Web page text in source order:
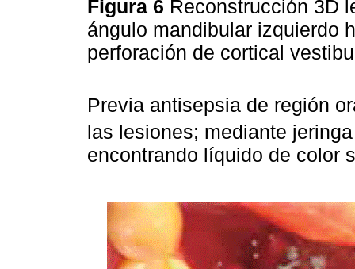
Figura 6 Reconstrucción 3D
ángulo mandibular izquierdo
perforación de cortical
Previa antisepsia de región
las lesiones; mediante
encontrando líquido de color